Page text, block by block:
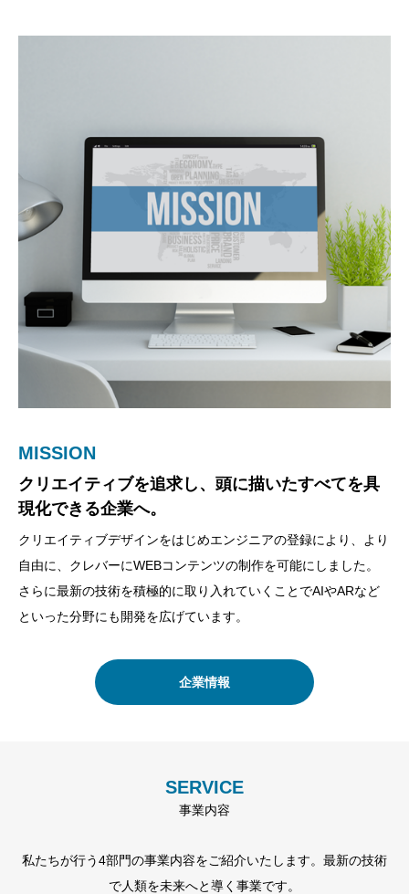
MISSION
クリエイティブを追求し、頭に描いたすべてを具
現化できる企業へ。
クリエイティブデザインをはじめエンジニアの登録により、より
自由に、クレバーにWEBコンテンツの制作を可能にしました。
さらに最新の技術を積極的に取り入れていくことでAIやARなど
といった分野にも開発を広げています。
企業情報
VISION
”少し先の未来を手元に”をテーマに、Meliusは取
り組んでいます。
もう少し先だと思っていた未来の技術やできなかったことを自分
たちで作り出すことを我々はVISIONとしています。
VALUE
WEBコンテンツを低価格に。さらにクオリティを
あげて。
他社にできない価格で。さらにコンテンツ内容を上げていけるよ
う企業として努力をし続けます。
SERVICE
事業内容
私たちが行う4部門の事業内容をご紹介いたします。最新の技術
で人類を未来へと導く事業です。